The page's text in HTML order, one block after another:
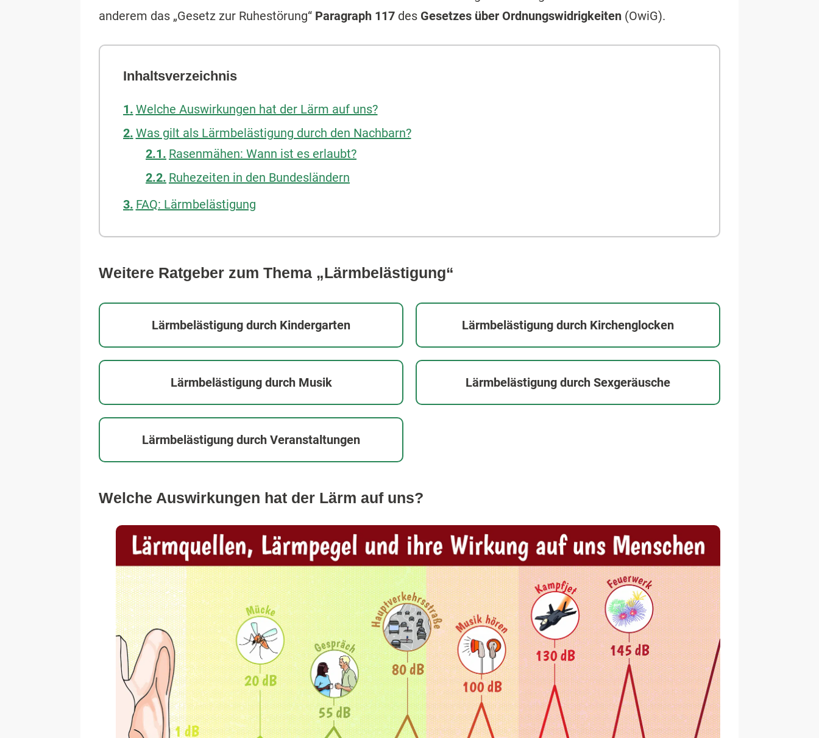
anderem das „Gesetz zur Ruhestörung“ Paragraph 117 des Gesetzes über Ordnungswidrigkeiten (OwiG).
Inhaltsverzeichnis
Welche Auswirkungen hat der Lärm auf uns?
Was gilt als Lärmbelästigung durch den Nachbarn?
Rasenmähen: Wann ist es erlaubt?
Ruhezeiten in den Bundesländern
FAQ: Lärmbelästigung
Weitere Ratgeber zum Thema „Lärmbelästigung“
Lärmbelästigung durch Kindergarten Lärmbelästigung durch Kirchenglocken
Lärmbelästigung durch Musik Lärmbelästigung durch Sexgeräusche
Lärmbelästigung durch Veranstaltungen
Welche Auswirkungen hat der Lärm auf uns?